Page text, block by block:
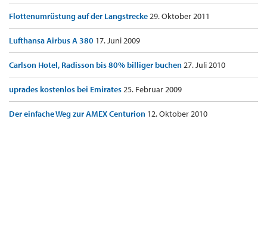
Flottenumrüstung auf der Langstrecke29. Oktober 2011
Lufthansa Airbus A 380 17. Juni 2009
Carlson Hotel, Radisson bis 80% billiger buchen27. Juli 2010
uprades kostenlos bei Emirates25. Februar 2009
Der einfache Weg zur AMEX Centurion 12. Oktober 2010